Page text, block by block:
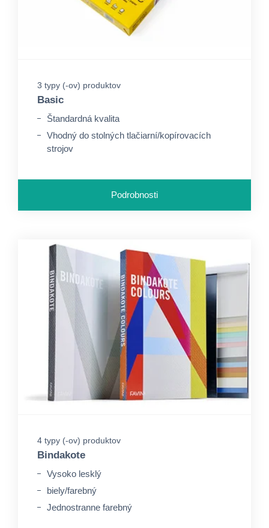
3 typy (-ov) produktov
Basic
Štandardná kvalita
Vhodný do stolných tlačiarní/kopírovacích
strojov
Podrobnosti
4 typy (-ov) produktov
Bindakote
Vysoko lesklý
biely/farebný
Jednostranne farebný